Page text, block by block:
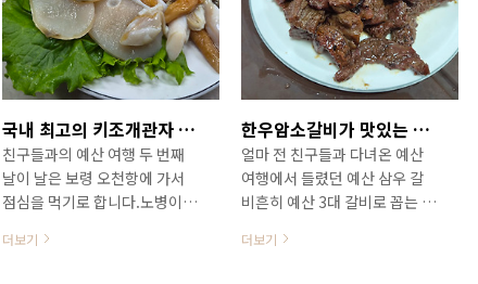
먼저 도착한 곳은 오대산 월정
사가끔씩 들리기는 하는 곳이지
만 이번에는 주원이 부탁이 있
어 들렸지요.예전에 갔었는데
유산방문자여권이라는 곳에 스
탬프를 찍어 달라고 해서요.본
인이 안 갔던 곳은 안 찍어다 주
는데 갔었는데 스탬프를 못 찍
었던 곳은 찍어다 주기로 했습
니다. 월정사를 들려 스탬프를
바위역 인근으로 나가 봅니다.
과천愛보리밥은 지하철 4호선
선바위역 2번 출구에서 도보 5
분 정도 거리에 있습니다.요즘
로 인기가 많은 집인데 문 연지
오래된 집은 아닌 듯싶습니다.
과천애보리밥의 영업시간은 매
일 11 : 00 ~ 20 : 50까지이고 라
스트 오더는 20 : 00입니다. 과
천애보리밥은 문 연지 오..
국내 최고의 키조개관자 코스요리 맛집 / 보령오천항수산센터 8호점 (feat. 수영성)
친구들과의 예산 여행 두 번째
날이 날은 보령 오천항에 가서
점심을 먹기로 합니다.노병이
전 노병이 처음 찾았던오천항수
더보기
한우암소갈비가 맛있는 40년 전통의 예산 갈비 명가 / 예산 삼우갈비
얼마 전 친구들과 다녀온 예산
여행에서 들렸던 예산 삼우 갈
비흔히 예산 3대 갈비로 꼽는 곳
비인데이 날은 갈비를 산 친구
더보기